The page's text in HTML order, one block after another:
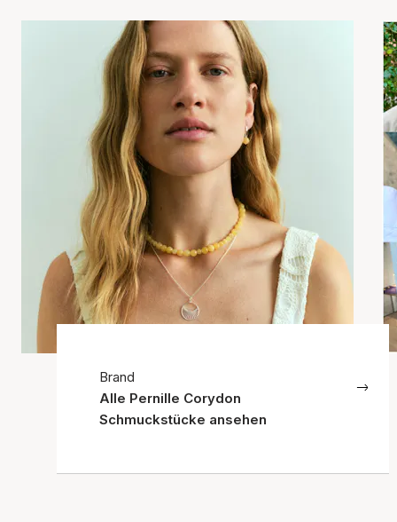
Brand
Alle Pernille Corydon
Schmuckstücke ansehen